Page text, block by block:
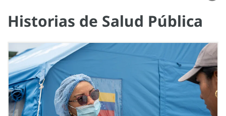
Historias de Salud Pública